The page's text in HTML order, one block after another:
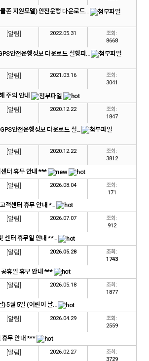
[알림]
존 지원모델) 안전운행 다운로드...
2022.05.31
조회:
8668
[알림]
안전운행정보 다운로드 실행파...
2021.03.16
조회:
3041
[알림]
주의 안내
2020.12.22
조회:
1847
[알림]
안전운행정보 다운로드 실...
2020.12.22
조회:
3812
[알림]
터 휴무 안내 ***
2026.08.04
조회:
171
[알림]
객센터 휴무 안내 *...
2026.07.07
조회:
912
[알림]
센터 휴무일 안내 **...
2026.05.28
조회:
1743
[알림]
휴일 휴무 안내 ***
2026.05.18
조회:
1877
[알림]
5월 5일 (어린이 날...
2026.04.29
조회:
2559
[알림]
휴무 안내 ***
2026.02.27
조회:
3729